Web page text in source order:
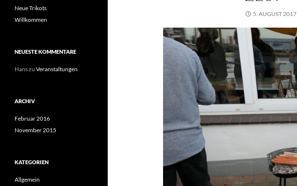
5. AUGUST 2017
Neue Trikots
Willkommen
NEUESTE KOMMENTARE
Hanszu Veranstaltungen
ARCHIV
Februar 2016
November 2015
KATEGORIEN
Allgemein